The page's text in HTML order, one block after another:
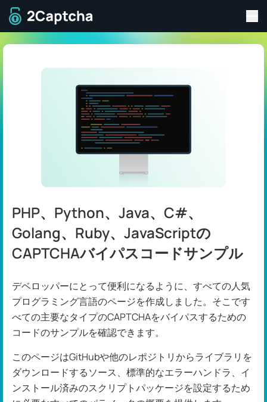
ホームページに戻る サ
PHP、Python、Java、C#、
Golang、Ruby、JavaScriptの
CAPTCHAバイパスコードサンプル
デベロッパーにとって便利になるように、すべての人気
プログラミング言語のページを作成しました。そこです
べての主要なタイプのCAPTCHAをバイパスするための
コードのサンプルを確認できます。
このページはGitHubや他のレポジトリからライブラリを
ダウンロードするソース、標準的なエラーハンドラ、イ
ンストール済みのスクリプトパッケージを設定するため